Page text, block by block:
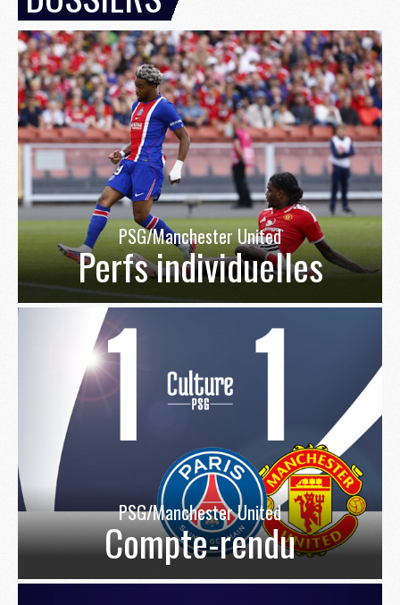
PSG/Manchester United
Perfs individuelles
PSG/Manchester United
Compte-rendu